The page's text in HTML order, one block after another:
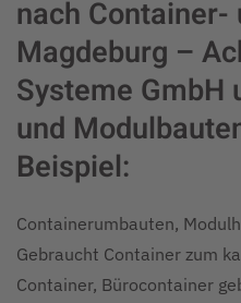
nach
Magdeburg –
Systeme GmbH
und
Beispiel:
Containerumbauten,
Gebraucht Container zum
Container, Bürocontainer